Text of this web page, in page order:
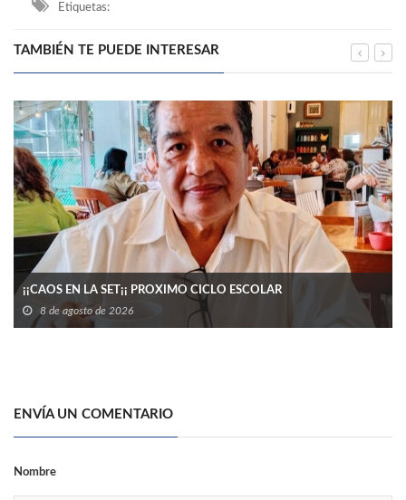
Etiquetas:
TAMBIÉN TE PUEDE INTERESAR
¡¡CAOS EN LA SET¡¡ PROXIMO CICLO ESCOLAR
8 de agosto de 2026
ENVÍA UN COMENTARIO
Nombre